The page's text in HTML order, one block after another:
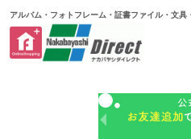
アルバム・フォトフレーム・証書ファイル・文